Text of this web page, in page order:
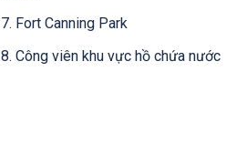
7. Fort Canning Park
8. Công viên khu vực hồ chứa nước